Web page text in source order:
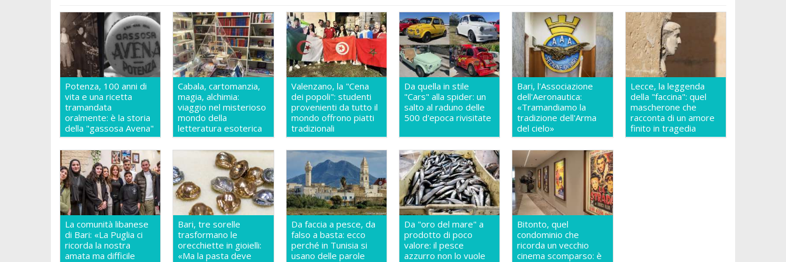
Potenza, 100 anni di
vita e una ricetta
tramandata
oralmente: è la storia
della "gassosa Avena"
Cabala, cartomanzia,
magia, alchimia:
viaggio nel misterioso
mondo della
letteratura esoterica
Valenzano, la "Cena
dei popoli": studenti
provenienti da tutto il
mondo offrono piatti
tradizionali
Da quella in stile
"Cars" alla spider: un
salto al raduno delle
500 d'epoca rivisitate
Bari, l'Associazione
dell'Aeronautica:
«Tramandiamo la
tradizione dell'Arma
del cielo»
Lecce, la leggenda
della "faccina": quel
mascherone che
racconta di un amore
finito in tragedia
La comunità libanese
di Bari: «La Puglia ci
ricorda la nostra
amata ma difficile
Bari, tre sorelle
trasformano le
orecchiette in gioielli:
«Ma la pasta deve
Da faccia a pesce, da
falso a basta: ecco
perché in Tunisia si
usano delle parole
Da "oro del mare" a
prodotto di poco
valore: il pesce
azzurro non lo vuole
Bitonto, quel
condominio che
ricorda un vecchio
cinema scomparso: è